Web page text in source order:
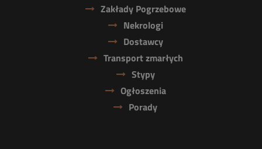
Zakłady Pogrzebowe
Nekrologi
Dostawcy
Transport zmarłych
Stypy
Ogłoszenia
Porady